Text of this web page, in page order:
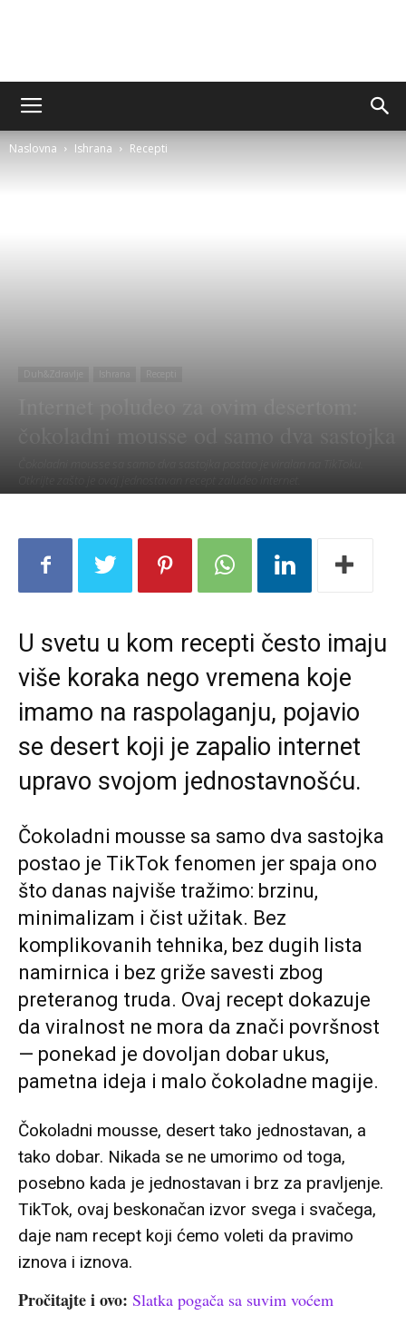
Sito&Rešeto
Naslovna Ishrana Recepti
Duh&Zdravlje
čokoladni mousse od samo dva sastojka
U svetu u kom recepti često imaju
više koraka nego vremena koje
imamo na raspolaganju, pojavio
se desert koji je zapalio internet
upravo svojom jednostavnošću.
Čokoladni mousse sa samo dva sastojka
postao je TikTok fenomen jer spaja ono
što danas najviše tražimo: brzinu,
minimalizam i čist užitak. Bez
komplikovanih tehnika, bez dugih lista
namirnica i bez griže savesti zbog
preteranog truda. Ovaj recept dokazuje
da viralnost ne mora da znači površnost
— ponekad je dovoljan dobar ukus,
pametna ideja i malo čokoladne magije.
Čokoladni mousse, desert tako jednostavan, a
tako dobar. Nikada se ne umorimo od toga,
posebno kada je jednostavan i brz za pravljenje.
TikTok, ovaj beskonačan izvor svega i svačega,
daje nam recept koji ćemo voleti da pravimo
iznova i iznova.
Pročitajte i ovo: Slatka pogača sa suvim voćem